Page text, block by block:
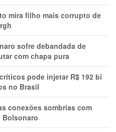
mira filho mais corrupto de
sofre debandada de
com chapa pura
pode injetar R$ 192 bi
no Brasil
conexões sombrias com
Bolsonaro